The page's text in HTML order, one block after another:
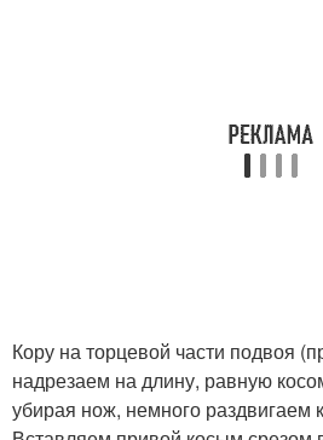
Кору на торцевой части подвоя
надрезаем на длину, равную
убирая нож, немного раздвигаем